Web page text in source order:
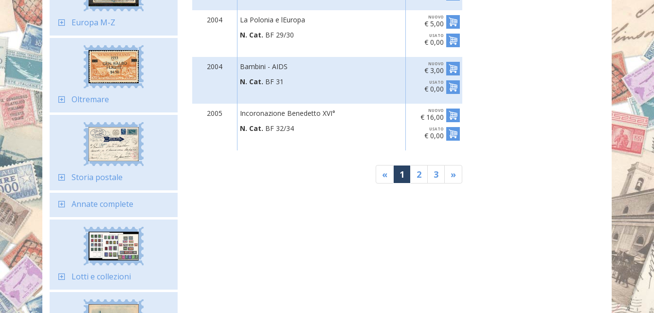
Europa M-Z
Oltremare
Storia postale
Annate complete
Lotti e collezioni
2004
La Polonia e lEuropa
N. Cat. BF 29/30
NUOVO
€ 5,00
USATO
€ 0,00
2004
Bambini - AIDS
N. Cat. BF 31
NUOVO
€ 3,00
USATO
€ 0,00
2005
Incoronazione Benedetto XVI°
N. Cat. BF 32/34
NUOVO
€ 16,00
USATO
€ 0,00
« 1 2 3 »